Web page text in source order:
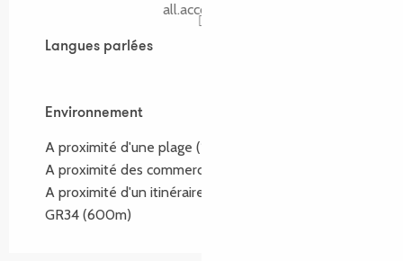
all.accor.com
Langues parlées
Langues parlées
Environnement
Environnement
A proximité d'une plage (10km)
A proximité des commerces
A proximité d'un itinéraire de randonnée :
GR34 (600m)